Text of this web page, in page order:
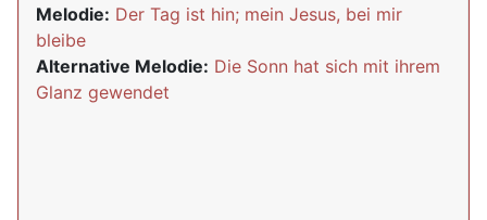
Melodie: Der Tag ist hin; mein Jesus, bei mir
bleibe
Alternative Melodie: Die Sonn hat sich mit ihrem
Glanz gewendet